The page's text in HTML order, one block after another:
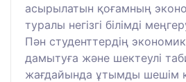
асырылатын қоғамның
туралы негізгі білімді
Пән студенттердің
дамытуға және шектеулі
жағдайында ұтымды шешім